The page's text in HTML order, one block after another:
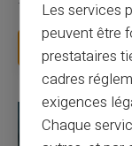
facture 50 € par an
Lire la suite
Les services
peuvent être
prestataires
cadres
exigences
Chaque